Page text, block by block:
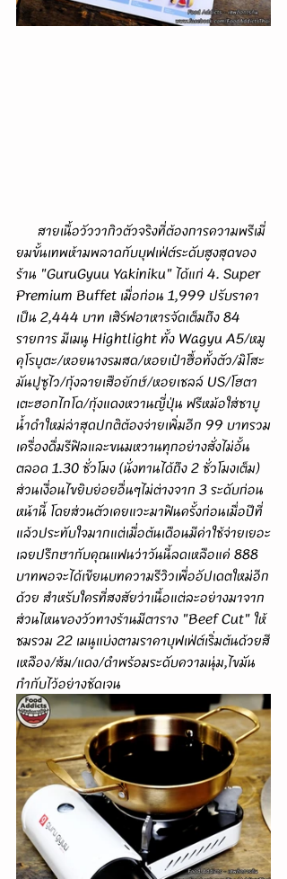
ยมขั้นเทพห้ามพลาดกับบุฟเฟ่ต์ระดับสูงสุดของ
ร้าน "GuruGyuu Yakiniku" ได้แก่ 4. Super
Premium Buffet เมื่อก่อน 1,999 ปรับราคา
เป็น 2,444 บาท เสิร์ฟอาหารจัดเต็มถึง 84
รายการ มีเมนู Hightlight ทั้ง Wagyu A5/หมู
คุโรบูตะ/หอยนางรมสด/หอยเป๋าฮื้อทั้งตัว/มิโสะ
มันปูซูไว/กุ้งลายเสือยักษ์/หอยเชลล์ US/โฮตา
เตะฮอกไกโด/กุ้งแดงหวานญี่ปุ่น ฟรีหม้อใส่ชาบู
น้ำดำใหม่ล่าสุดปกติต้องจ่ายเพิ่มอีก 99 บาทรวม
เครื่องดื่มรีฟิลและขนมหวานทุกอย่างสั่งไม่อั้น
ตลอด 1.30 ชั่วโมง (นั่งทานได้ถึง 2 ชั่วโมงเต็ม)
ส่วนเงื่อนไขยิบย่อยอื่นๆไม่ต่างจาก 3 ระดับก่อน
หน้านี้ โดยส่วนตัวเคยแวะมาฟินครั้งก่อนเมื่อปีที่
แล้วประทับใจมากแต่เมื่อต้นเดือนมีค่าใช้จ่ายเยอะ
เลยปรึกษากับคุณแฟนว่าวันนี้ลดเหลือแค่ 888
บาทพอจะได้เขียนบทความรีวิวเพื่ออัปเดตใหม่อีก
ด้วย สำหรับใครที่สงสัยว่าเนื้อแต่ละอย่างมาจาก
ส่วนไหนของวัวทางร้านมีตาราง "Beef Cut" ให้
ชมรวม 22 เมนูแบ่งตามราคาบุฟเฟ่ต์เริ่มต้นด้วยสี
เหลือง/ส้ม/แดง/ดำพร้อมระดับความนุ่ม,ไขมัน
กำกับไว้อย่างชัดเจน